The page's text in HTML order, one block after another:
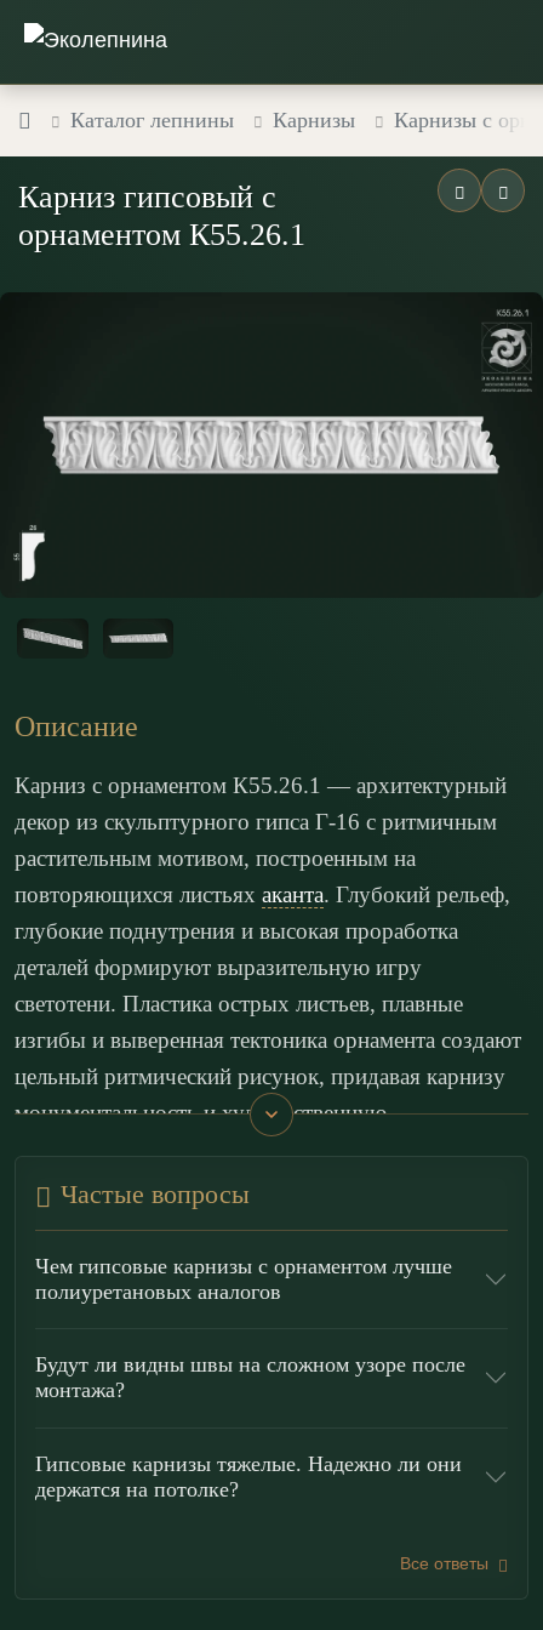
Каталог лепнины Карнизы Карнизы с
Карниз гипсовый с
орнаментом К55.26.1
Описание
Карниз с орнаментом К55.26.1 — архитектурный
декор из скульптурного гипса Г-16 с ритмичным
растительным мотивом, построенным на
повторяющихся листьях аканта. Глубокий рельеф,
глубокие поднутрения и высокая проработка
деталей формируют выразительную игру
светотени. Пластика острых листьев, плавные
изгибы и выверенная тектоника орнамента создают
цельный ритмический рисунок, придавая карнизу
монументальность и художественную
Сдержанная симметрия и ясная организация
классицизма и гармонично вписываются в
акцентирования периметра потолка, оформления
парадных залов, гостиных, библиотек и кабинетов.
формирует архитектурную завершённость и
выступает выразительным элементом статуса
Преимущества лепнины
Частые вопросы
Чем гипсовые карнизы с орнаментом лучше
полиуретановых аналогов
Будут ли видны швы на сложном узоре после
монтажа?
Гипсовые карнизы тяжелые. Надежно ли они
держатся на потолке?
Все ответы